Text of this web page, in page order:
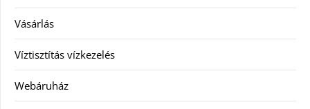
Vásárlás
Víztisztítás vízkezelés
Webáruház